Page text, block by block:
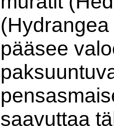
pääsee
saavuttaa